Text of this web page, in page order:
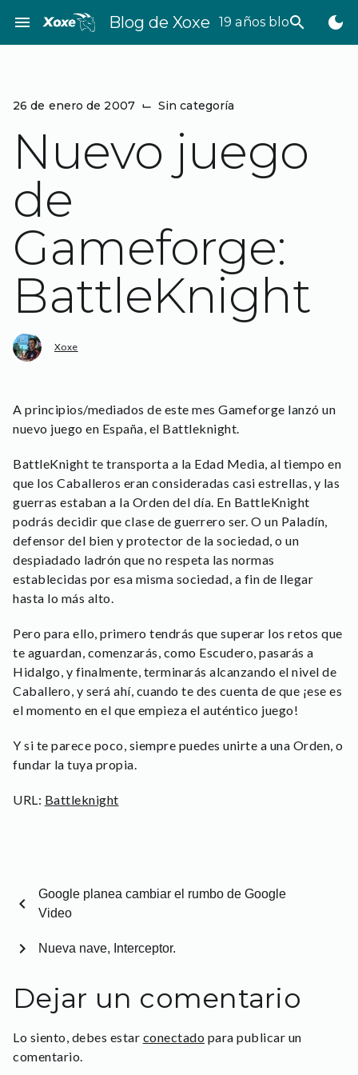
contenido
menu Blog de Xoxe 19 años bloggeando
search dark_mode
26 de enero de 2007 ⌙ Sin categoría
Nuevo juego
de
Gameforge:
BattleKnight
Xoxe
A principios/mediados de este mes Gameforge lanzó un
nuevo juego en España, el Battleknight.
BattleKnight te transporta a la Edad Media, al tiempo en
que los Caballeros eran consideradas casi estrellas, y las
guerras estaban a la Orden del día. En BattleKnight
podrás decidir que clase de guerrero ser. O un Paladín,
defensor del bien y protector de la sociedad, o un
despiadado ladrón que no respeta las normas
establecidas por esa misma sociedad, a fin de llegar
hasta lo más alto.
Pero para ello, primero tendrás que superar los retos que
te aguardan, comenzarás, como Escudero, pasarás a
Hidalgo, y finalmente, terminarás alcanzando el nivel de
Caballero, y será ahí, cuando te des cuenta de que ¡ese es
el momento en el que empieza el auténtico juego!
Y si te parece poco, siempre puedes unirte a una Orden, o
fundar la tuya propia.
URL: Battleknight
chevron_left
Google planea cambiar el rumbo de Google
Video
Nueva nave, Interceptor.
chevron_right
Dejar un comentario
Lo siento, debes estar conectado para publicar un
comentario.